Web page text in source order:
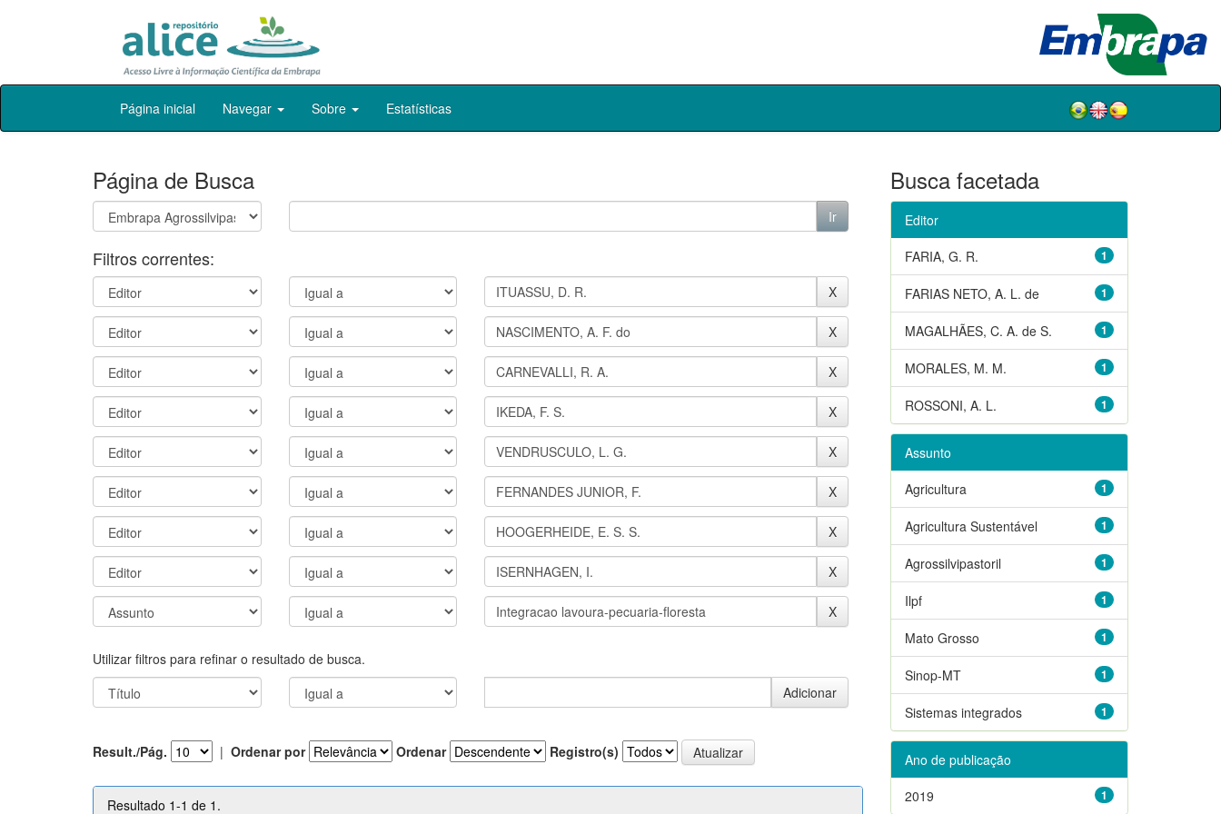
Skip
Página inicial Navegar Sobre Estatísticas
Página de Busca
Filtros correntes:
Utilizar filtros para refinar o resultado de busca.
Result./Pág. | Ordenar por Ordenar Registro(s)
Resultado 1-1 de 1.
Busca facetada
Editor
1
FARIA, G. R.
1
FARIAS NETO, A. L. de
1
MAGALHÃES, C. A. de S.
1
MORALES, M. M.
1
ROSSONI, A. L.
Assunto
1
Agricultura
1
Agricultura Sustentável
1
Agrossilvipastoril
1
Ilpf
1
Mato Grosso
1
Sinop-MT
1
Sistemas integrados
Ano de publicação
1
2019